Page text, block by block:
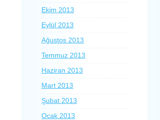
Ekim 2013
Eylül 2013
Ağustos 2013
Temmuz 2013
Haziran 2013
Mart 2013
Şubat 2013
Ocak 2013